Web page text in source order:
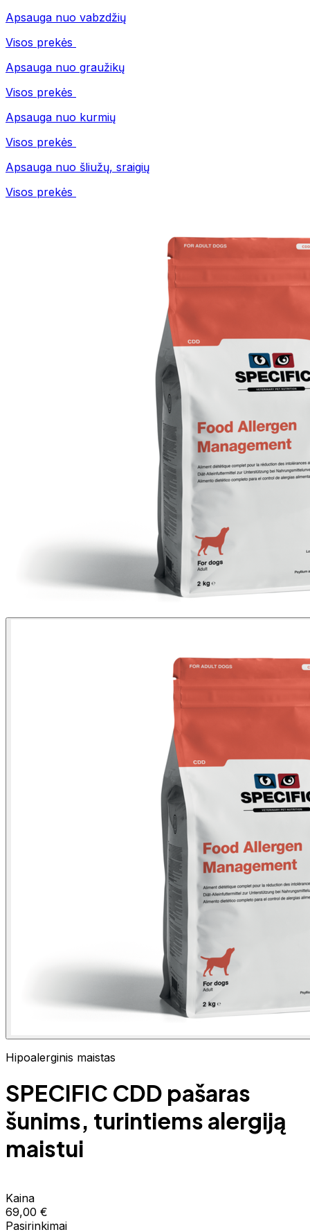
Apsauga nuo vabzdžių
Visos prekės
Apsauga nuo graužikų
Visos prekės
Apsauga nuo kurmių
Visos prekės
Apsauga nuo šliužų, sraigių
Visos prekės
Hipoalerginis maistas
SPECIFIC CDD pašaras
šunims, turintiems alergiją
maistui
Kaina
69,00 €
Pasirinkimai